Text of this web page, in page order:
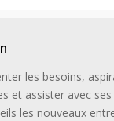
les besoins,
et assister avec
les nouveaux